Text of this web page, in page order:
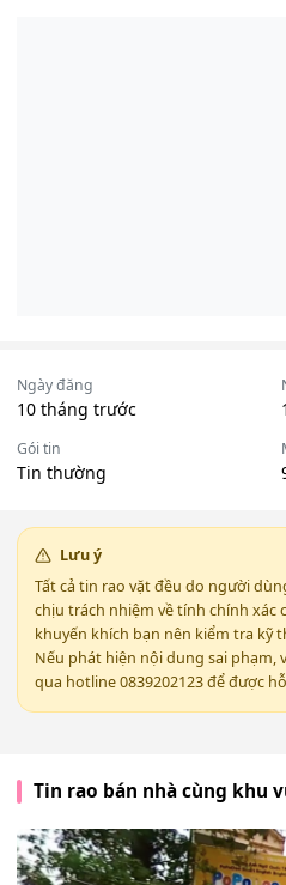
Ngày đăng
10 tháng trước
Gói tin
Tin thường
Lưu ý
Tất cả tin rao vặt đều do người
chịu trách nhiệm về tính chính xác
khuyến khích bạn nên kiểm tra kỹ
Nếu phát hiện nội dung sai phạm,
qua hotline 0839202123 để được
Tin rao bán nhà cùng khu